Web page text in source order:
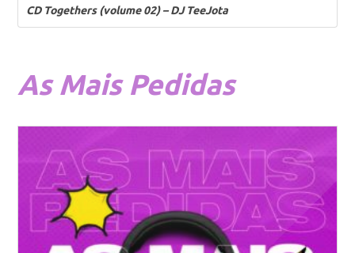
CD Togethers (volume 02) – DJ TeeJota
AsMais Pedidas